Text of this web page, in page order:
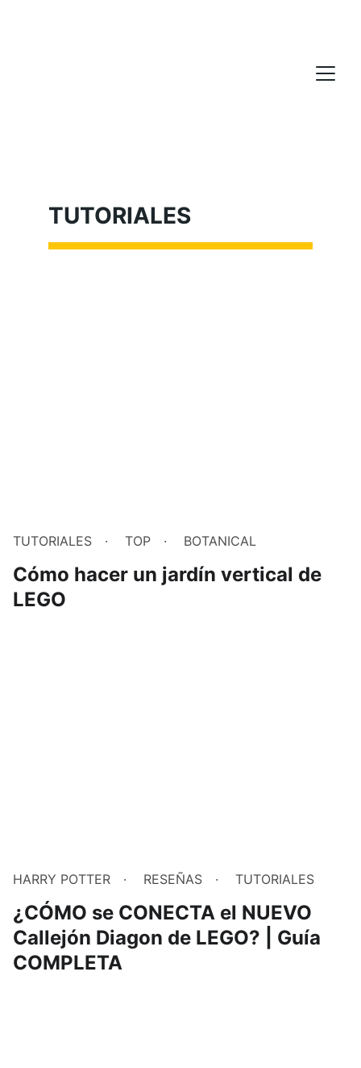
TUTORIALES
TUTORIALES TOP BOTANICAL
Cómo hacer un jardín vertical de
LEGO
HARRY POTTER RESEÑAS TUTORIALES
¿CÓMO se CONECTA el NUEVO
Callejón Diagon de LEGO? | Guía
COMPLETA